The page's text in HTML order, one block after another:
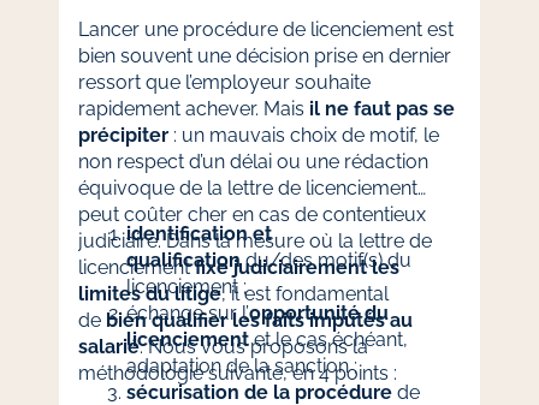
Lancer une procédure de licenciement est
bien souvent une décision prise en dernier
ressort que l’employeur souhaite
rapidement achever. Mais il ne faut pas se
précipiter : un mauvais choix de motif, le
non respect d’un délai ou une rédaction
équivoque de la lettre de licenciement
peut coûter cher en cas de contentieux
judiciaire. Dans la mesure où la lettre de
licenciementfixe judiciairement les
limites du litige, il est fondamental
de bien qualifier les faits imputés au
salarié. Nous vous proposons la
méthodologie suivante, en 4 points :
identification et
qualificationdu/des motif(s) du
licenciement ;
échange sur l’opportunité du
licenciementet le cas échéant,
adaptation de la sanction ;
sécurisation de la procédure de